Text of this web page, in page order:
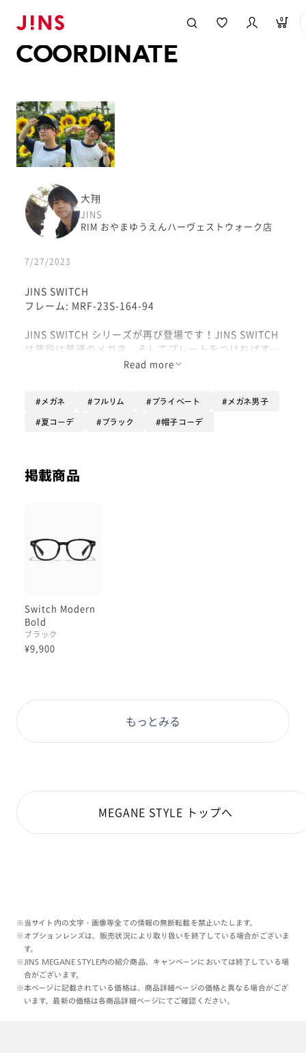
0
COORDINATE
大翔
JINS
RIM おやまゆうえんハーヴェストウォーク店
7/27/2023
JINS SWITCH
フレーム: MRF-23S-164-94
JINS SWITCH シリーズが再び登場です！JINS SWITCH
は普段は普通のメガネ、そしてプレートをつければすぐ
サングラスになるという商品です！今回はフレームとプ
オプションは【UVWカット】がおすすめです！裏面か
Read more
メガネ フルリム プライベート メガネ男子
夏コーデ ブラック 帽子コーデ
掲載商品
Switch Modern
Bold
ブラック
¥9,900
もっとみる
MEGANE STYLE トップへ
※当サイト内の文字・画像等全ての情報の無断転載を禁止いたします。
※オプションレンズは、販売状況により取り扱いを終了している場合がございま
す。
※JINS MEGANE STYLE内の紹介商品、キャンペーンにおいては終了している場
合がございます。
※本ページに記載されている価格は、商品詳細ページの価格と異なる場合がござ
います。最新の価格は各商品詳細ページにてご確認ください。